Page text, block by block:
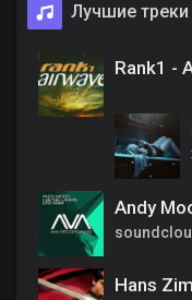
Лучшие
Rank1 -